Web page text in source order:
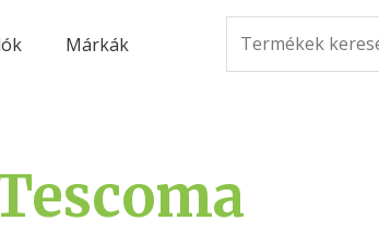
Márkák
for: